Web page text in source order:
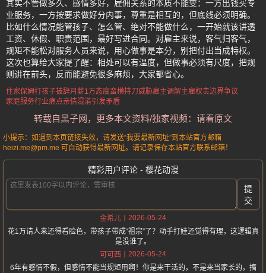
其实不管做多久、感情多好，雇佣关系的本质不能变：一方出钱买专
业服务，一方按要求做好分内事，尊重是相互的，但底线必须明确。
比如什么情况能管孩子、怎么管、绝对不能做什么，一开始就该讲透
工资、休假、职责范围，最好写进合同。对雇主来说，客气归客气，
规矩不能松对服务人员来说，用心做事是本分，别把付出当成特权。
这次也算给大家提了醒：相处可以有温度，但做事必须有尺度，把规
则讲在前头，反而能避免很多麻烦，大家都省心。
住家保姆打孩子被辞月薪1万态度蛮横持刀威胁雇主调解主雇权责边界争议
家庭服务行业痛点亲情混淆引发矛盾
转载自黑子网，更多本文资料/独家视频：请看原文
小提示：如遇到本页链接失效，请发送“我要最新网址”到本站官方邮箱
heizi.me@pm.me 可自动获得最新网址。请记录保存本站官方联系邮箱！
精彩用户评论 - 樱花动漫
提
交
金希儿
2026-05-24
花1万请人来还得看脸色，带孩子带成“祖宗”了？动手打娃还觉得有理，这逻辑真
是没谁了。
可可西
2026-05-24
6年有感情不假，但感情不能当规矩用啊！你是来干活的，不是来当家长的，搞